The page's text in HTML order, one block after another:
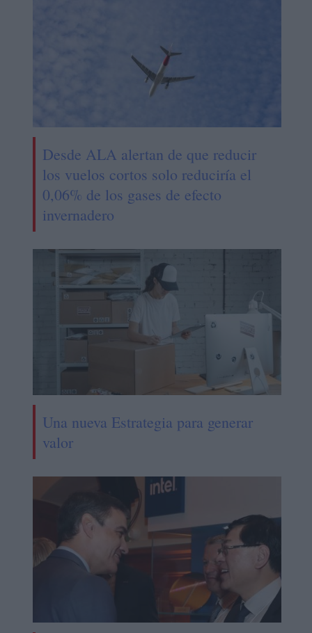
Desde ALA alertan de que reducir
los vuelos cortos solo reduciría el
0,06% de los gases de efecto
invernadero
Una nueva Estrategia para generar
valor